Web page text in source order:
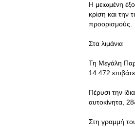
Η μειωμένη
κρίση και την
προορισμούς.
Στα λιμάνια
Τη Μεγάλη
14.472
Πέρυσι την
αυτοκίνητα,
Στη γραμμή